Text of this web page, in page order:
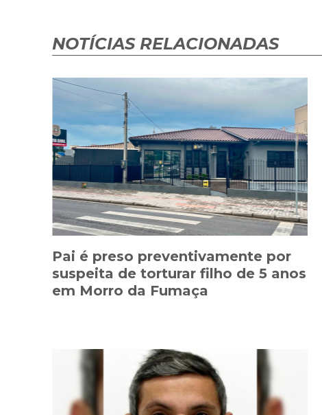
NOTÍCIAS RELACIONADAS
Pai é preso preventivamente por
suspeita de torturar filho de 5 anos
em Morro da Fumaça